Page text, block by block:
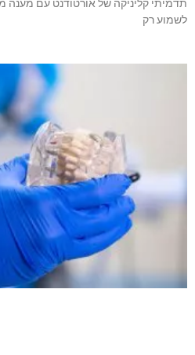
תדמיתי קליניקה של אורטודנט עם מענה
לשמוע רק